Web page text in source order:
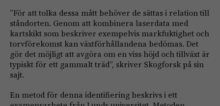
”För att tolka dessa mått behöver de sättas i relation till
ståndorten. Genom att kombinera laserdata med
kartskikt som beskriver exempelvis markfuktighet och
torvförekomst kan växtförhållandena bedömas. Det
gör det möjligt att avgöra om en viss höjd och tillväxt är
typiskt för ett gammalt träd”, skriver Skogforsk på sin
sajt.
En metod för denna identifiering beskrivs i ett